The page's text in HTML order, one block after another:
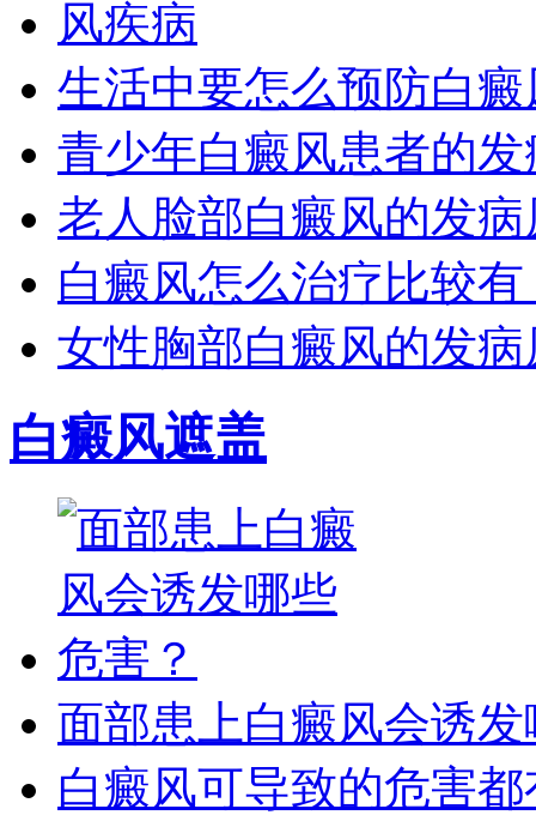
生活中要怎么预防白
青少年白癜风患者的
老人脸部白癜风的发
白癜风怎么治疗比较有
女性胸部白癜风的发
白癜风遮盖
面部患上白癜风会诱
白癜风可导致的危害